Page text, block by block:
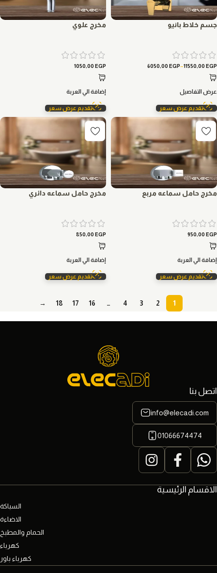
جسم خلاط بانيو
6050,00 EGP–11550,00 EGP
عرض التفاصيل
تقديم عرض سعر
مخرج علوي
1050,00 EGP
إضافة الي العربة
تقديم عرض سعر
مخرج حامل سماعه مربع
950,00 EGP
إضافة الي العربة
تقديم عرض سعر
مخرج حامل سماعه دائري
850,00 EGP
إضافة الي العربة
تقديم عرض سعر
1
2
3
4
…
16
17
18
→
الاقسام الرئيسية
السباكة
الاضاءة
الحمام والمطبخ
كهرباء
كهرباء باور
اتصل بنا
info@elecadi.com
01066674474